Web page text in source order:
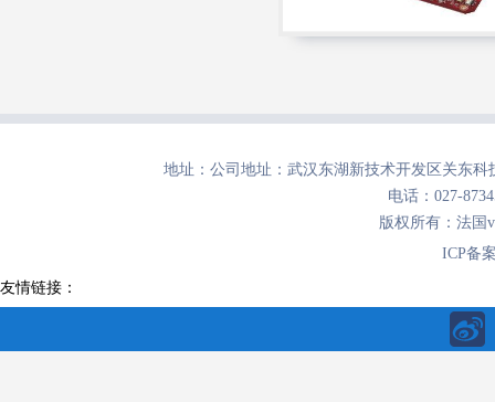
地址：公司地址：武汉东湖新技术开发区关东
电话：027-
版权所有：法
ICP备
友情链接：